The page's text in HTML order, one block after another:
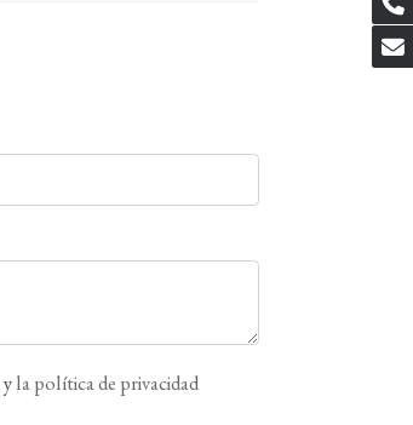
yla política de privacidad